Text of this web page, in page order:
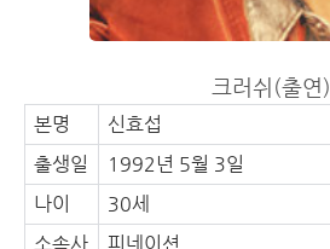
크러쉬(출연)
본명
신효섭
출생일
1992년 5월 3일
나이
30세
소속사
피네이션